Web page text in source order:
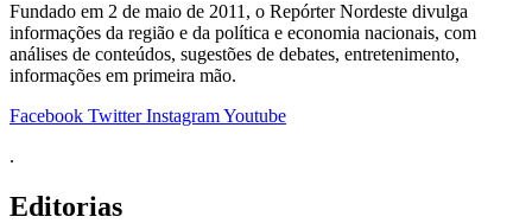
Fundado em 2 de maio de 2011, o Repórter Nordeste divulga
informações da região e da política e economia nacionais, com
análises de conteúdos, sugestões de debates, entretenimento,
informações em primeira mão.
Facebook Twitter InstagramYoutube
.
Editorias